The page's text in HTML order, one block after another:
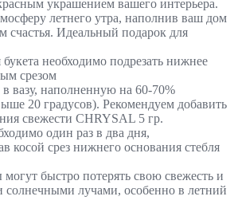
украшением вашего интерьера.
летнего утра, наполнив ваш дом
счастья. Идеальный подарок для
необходимо подрезать нижнее
срезом
вазу, наполненную на 60-70%
20 градусов). Рекомендуем добавить
свежести CHRYSAL 5 гр.
один раз в два дня,
косой срез нижнего основания стебля
быстро потерять свою свежесть и
солнечными лучами, особенно в летний